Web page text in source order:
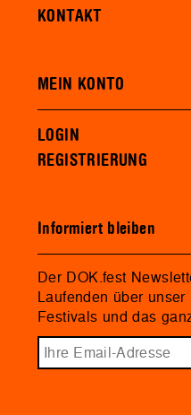
KONTAKT
MEIN KONTO
LOGIN
REGISTRIERUNG
Informiert bleiben
Der DOK.fest
Laufenden über
Festivals und das